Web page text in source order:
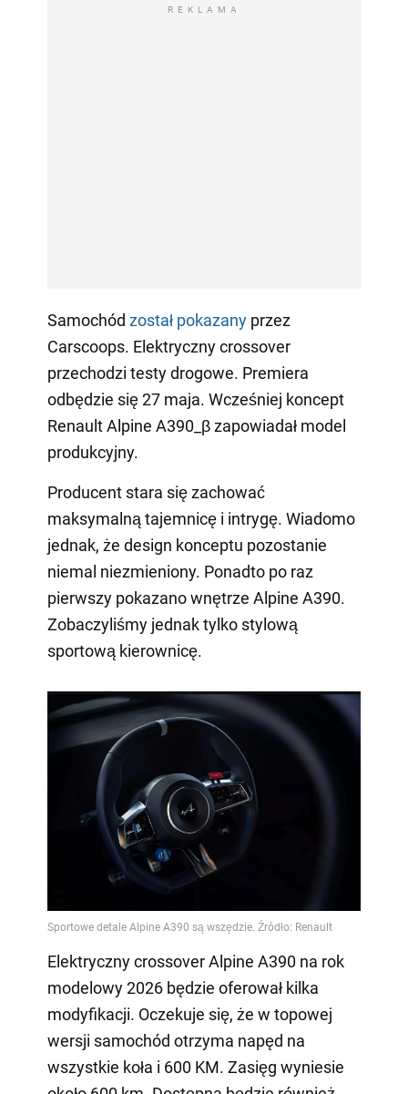
REKLAMA
Samochód został pokazanyprzez
Carscoops. Elektryczny crossover
przechodzi testy drogowe. Premiera
odbędzie się 27 maja. Wcześniej koncept
Renault Alpine A390_β zapowiadał model
produkcyjny.
Producent stara się zachować
maksymalną tajemnicę i intrygę. Wiadomo
jednak, że design konceptu pozostanie
niemal niezmieniony. Ponadto po raz
pierwszy pokazano wnętrze Alpine A390.
Zobaczyliśmy jednak tylko stylową
sportową kierownicę.
Elektryczny crossover Alpine A390 na rok
modelowy 2026 będzie oferował kilka
modyfikacji. Oczekuje się, że w topowej
wersji samochód otrzyma napęd na
wszystkie koła i 600 KM. Zasięg wyniesie